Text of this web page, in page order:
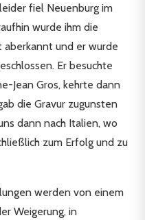
fiel Neuenburg im
wurde ihm die
aberkannt und er wurde
Er besuchte
Jean Gros, kehrte dann
die Gravur zugunsten
dann nach Italien, wo
zum Erfolg und zu
werden von einem
Weigerung, in